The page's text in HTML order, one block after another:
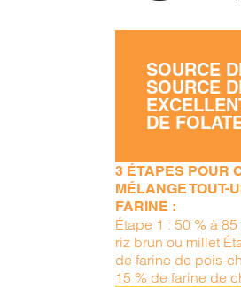
SOURCE
SOURCE
DE
3 ÉTAPES POUR
MÉLANGE TOUT-
FARINE :
Étape 1 : 50 % à
riz brun ou millet
de farine de pois-
15 % de farine de